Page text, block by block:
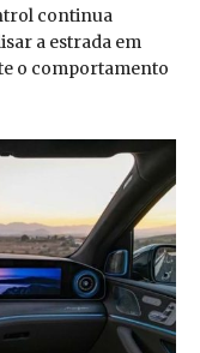
continua
a estrada em
o comportamento